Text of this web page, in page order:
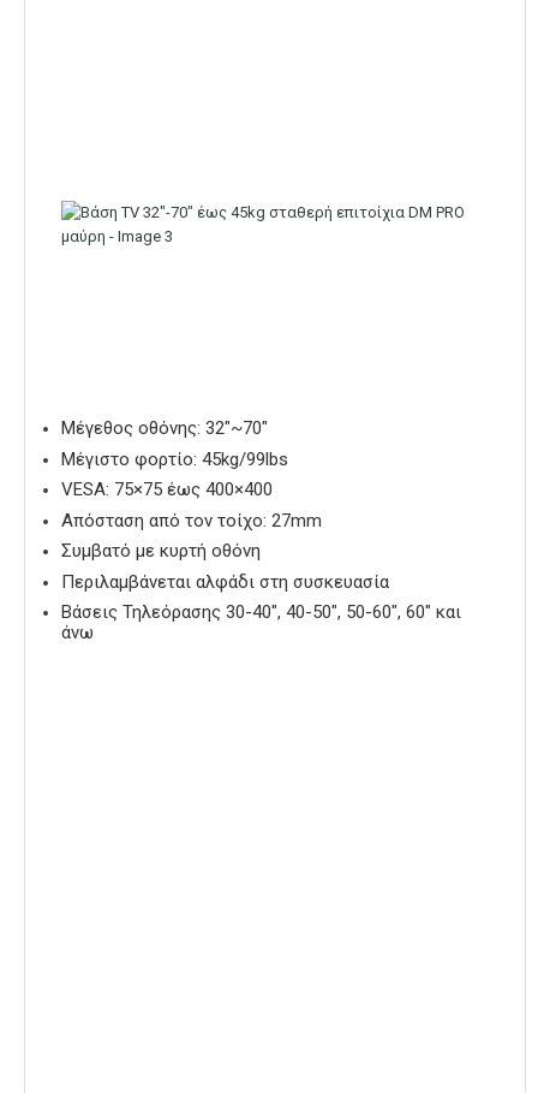
Μέγεθος οθόνης: 32″~70″
Μέγιστο φορτίο: 45kg/99lbs
VESA: 75×75 έως 400×400
Απόσταση από τον τοίχο: 27mm
Συμβατό με κυρτή οθόνη
Περιλαμβάνεται αλφάδι στη συσκευασία
Βάσεις Τηλεόρασης 30-40″, 40-50″, 50-60″, 60″ και
άνω